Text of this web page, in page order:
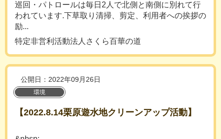
巡回・パトロールは毎日2人で北側と南側に別れて行
われています.下草取り清掃、剪定、利用者への挨拶の
励...
特定非営利活動法人さくら百華の道
公開日：2022年09月26日
環境
【2022.8.14栗原遊水地クリーンアップ活動】